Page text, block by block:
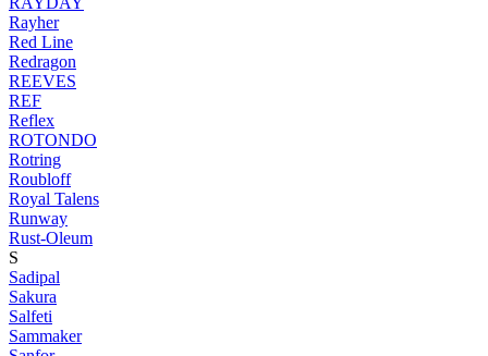
Rayher
Red Line
Redragon
REEVES
REF
Reflex
ROTONDO
Rotring
Roubloff
Royal Talens
Runway
Rust-Oleum
S
Sadipal
Sakura
Salfeti
Sammaker